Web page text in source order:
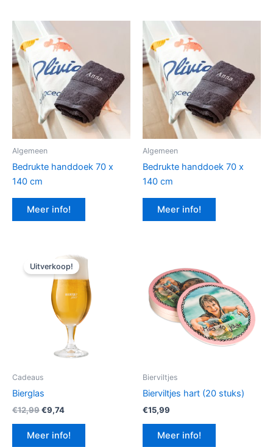
Algemeen
Bedrukte handdoek 70 x
140 cm
Meer info!
Algemeen
Bedrukte handdoek 70 x
140 cm
Meer info!
Uitverkoop!
Cadeaus
Bierglas
€12,99Oorspronkelijke
was:
€12,99.
€9,74Huidige
is:
€9,74.
Meer info!
Bierviltjes
Bierviltjes hart (20 stuks)
€15,99
Meer info!